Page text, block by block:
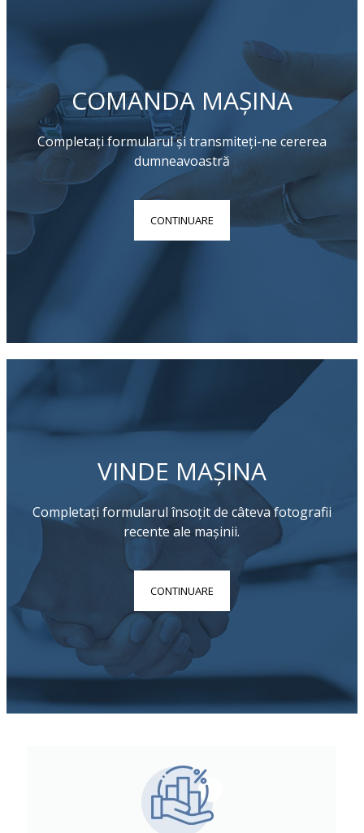
COMANDA MAȘINA
Completați formularul și transmiteți-ne cererea
dumneavoastră
CONTINUARE
VINDE MAȘINA
Completați formularul însoțit de câteva fotografii
recente ale mașinii.
CONTINUARE